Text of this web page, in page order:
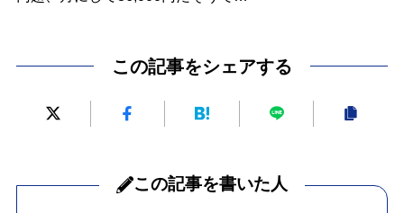
この記事をシェアする
この記事を書いた人